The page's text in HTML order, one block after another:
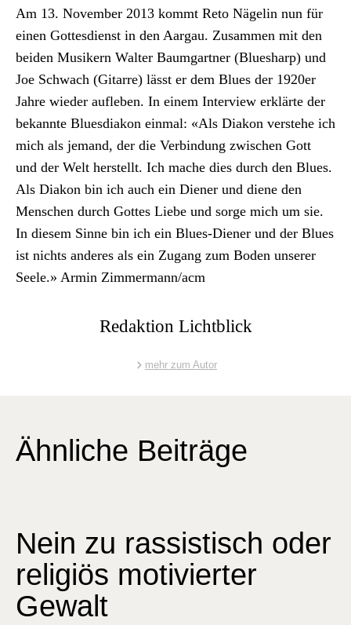
Am 13. Novem­ber 2013 kommt Reto Nägelin nun für
einen Gottes­di­enst in den Aar­gau. Zusam­men mit den
bei­den Musik­ern Wal­ter Baum­gart­ner (Blue­sharp) und
Joe Schwach (Gitarre) lässt er dem Blues der 1920er
Jahre wieder aufleben. In einem Inter­view erk­lärte der
bekan­nte Blues­di­akon ein­mal: «Als Diakon ver­ste­he ich
mich als jemand, der die Verbindung zwis­chen Gott
und der Welt her­stellt. Ich mache dies durch den Blues.
Als Diakon bin ich auch ein Diener und diene den
Men­schen durch Gottes Liebe und sorge mich um sie.
In diesem Sinne bin ich ein Blues-Diener und der Blues
ist nichts anderes als ein Zugang zum Boden unser­er
Seele.» Armin Zimmermann/acm
Redaktion Lichtblick
mehr zum Autor
Ähnliche Beiträge
Nein zu rassistisch oder
religiös motivierter
Gewalt